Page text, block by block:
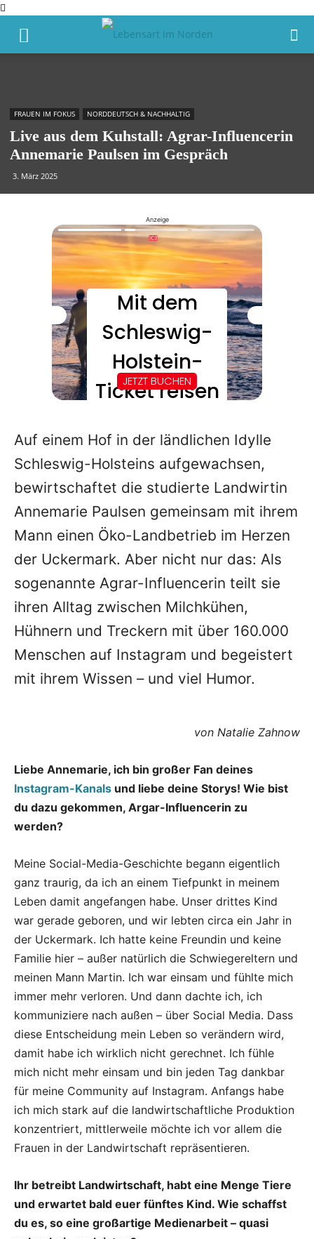
FRAUEN IM FOKUS NORDDEUTSCH & NACHHALTIG
Live aus dem Kuhstall: Agrar-Influencerin
Annemarie Paulsen im Gespräch
3. März 2025
Anzeige
Auf einem Hof in der ländlichen Idylle
Schleswig-Holsteins aufgewachsen,
bewirtschaftet die studierte Landwirtin
Annemarie Paulsen gemeinsam mit ihrem
Mann einen Öko-Landbetrieb im Herzen
der Uckermark. Aber nicht nur das: Als
sogenannte Agrar-Influencerin teilt sie
ihren Alltag zwischen Milchkühen,
Hühnern und Treckern mit über 160.000
Menschen auf Instagram und begeistert
mit ihrem Wissen – und viel Humor.
von Natalie Zahnow
Liebe Annemarie, ich bin großer Fan deines
Instagram-Kanals und liebe deine Storys! Wie bist
du dazu gekommen, Argar-Influencerin zu
werden?
Meine Social-Media-Geschichte begann eigentlich
ganz traurig, da ich an einem Tiefpunkt in meinem
Leben damit angefangen habe. Unser drittes Kind
war gerade geboren, und wir lebten circa ein Jahr in
der Uckermark. Ich hatte keine Freundin und keine
Familie hier – außer natürlich die Schwiegereltern und
meinen Mann Martin. Ich war einsam und fühlte mich
immer mehr verloren. Und dann dachte ich, ich
kommuniziere nach außen – über Social Media. Dass
diese Entscheidung mein Leben so verändern wird,
damit habe ich wirklich nicht gerechnet. Ich fühle
mich nicht mehr einsam und bin jeden Tag dankbar
für meine Community auf Instagram. Anfangs habe
ich mich stark auf die landwirtschaftliche Produktion
konzentriert, mittlerweile möchte ich vor allem die
Frauen in der Landwirtschaft repräsentieren.
Ihr betreibt Landwirtschaft, habt eine Menge Tiere
und erwartet bald euer fünftes Kind. Wie schaffst
du es, so eine großartige Medienarbeit – quasi